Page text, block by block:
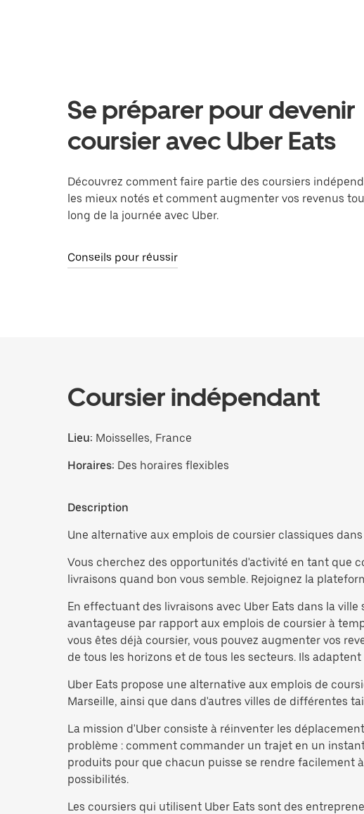
Se préparer pour devenir
coursier avec Uber Eats
Découvrez comment faire partie des coursiers
les mieux notés et comment augmenter vos revenus
long de la journée avec Uber.
Conseils pour réussir
Coursier indépendant
Lieu: Moisselles, France
Horaires: Des horaires flexibles
Description
Une alternative aux emplois de coursier classiques
Vous cherchez des opportunités d'activité en tant que
livraisons quand bon vous semble. Rejoignez la
En effectuant des livraisons avec Uber Eats dans la
avantageuse par rapport aux emplois de coursier à
vous êtes déjà coursier, vous pouvez augmenter vos
de tous les horizons et de tous les secteurs. Ils
Uber Eats propose une alternative aux emplois de
Marseille, ainsi que dans d'autres villes de différentes
La mission d'Uber consiste à réinventer les
problème : comment commander un trajet en un
produits pour que chacun puisse se rendre facilement
possibilités.
Les coursiers qui utilisent Uber Eats sont des